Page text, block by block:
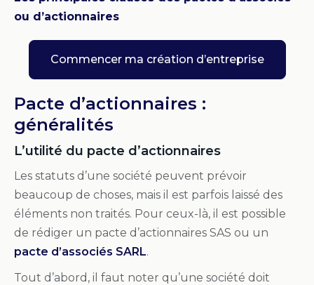
ou d’actionnaires
Commencer ma création d’entreprise
Pacte d’actionnaires :
généralités
L’utilité du pacte d’actionnaires
Les statuts d’une société peuvent prévoir
beaucoup de choses, mais il est parfois laissé des
éléments non traités. Pour ceux-là, il est possible
de rédiger un pacte d’actionnaires SAS ou un
pacte d’associés SARL.
Tout d’abord, il faut noter qu’une société doit